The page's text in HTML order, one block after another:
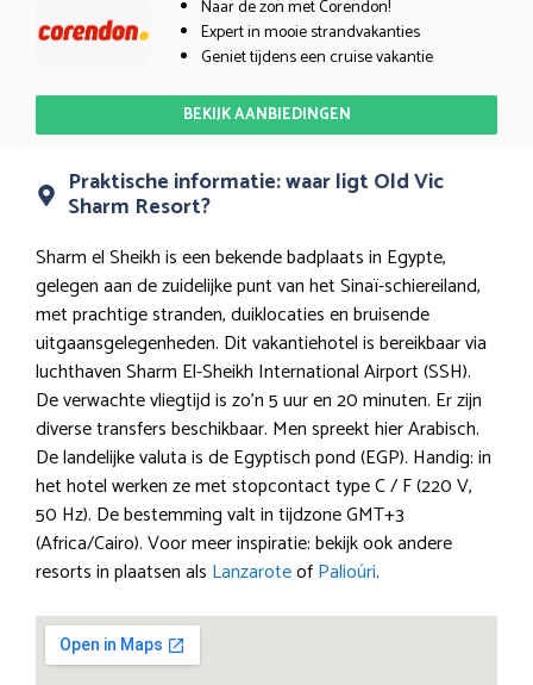
Naar de zon met Corendon!
Expert in mooie strandvakanties
Geniet tijdens een cruise vakantie
BEKIJK AANBIEDINGEN
Praktische informatie: waar ligt Old Vic
Sharm Resort?
Sharm el Sheikh is een bekende badplaats in Egypte,
gelegen aan de zuidelijke punt van het Sinaï-schiereiland,
met prachtige stranden, duiklocaties en bruisende
uitgaansgelegenheden. Dit vakantiehotel is bereikbaar via
luchthaven Sharm El-Sheikh International Airport (SSH).
De verwachte vliegtijd is zo’n 5 uur en 20 minuten. Er zijn
diverse transfers beschikbaar. Men spreekt hier Arabisch.
De landelijke valuta is de Egyptisch pond (EGP). Handig: in
het hotel werken ze met stopcontact type C / F (220 V,
50 Hz). De bestemming valt in tijdzone GMT+3
(Africa/Cairo). Voor meer inspiratie: bekijk ook andere
resorts in plaatsen als LanzaroteofPalioúri.